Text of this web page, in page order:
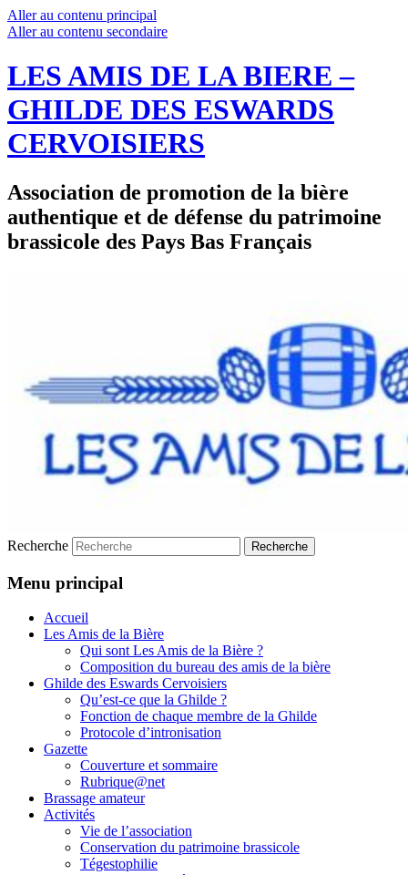
Aller au contenu principal
Aller au contenu secondaire
LES AMIS DE LA BIERE –
GHILDE DES ESWARDS
CERVOISIERS
Association de promotion de la bière
authentique et de défense du patrimoine
brassicole des Pays Bas Français
Recherche
Menu principal
Accueil
Les Amis de la Bière
Qui sont Les Amis de la Bière ?
Composition du bureau des amis de la bière
Ghilde des Eswards Cervoisiers
Qu’est-ce que la Ghilde ?
Fonction de chaque membre de la Ghilde
Protocole d’intronisation
Gazette
Couverture et sommaire
Rubrique@net
Brassage amateur
Activités
Vie de l’association
Conservation du patrimoine brassicole
Tégestophilie